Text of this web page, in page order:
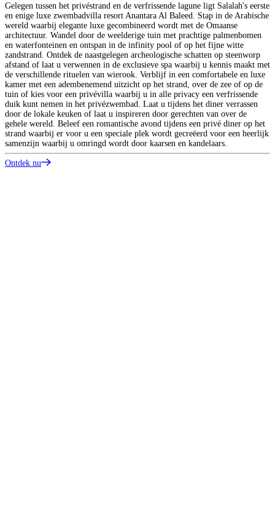
Gelegen tussen het privéstrand en de verfrissende lagune ligt Salalah's eerste
en enige luxe zwembadvilla resort Anantara Al Baleed. Stap in de Arabische
wereld waarbij elegante luxe gecombineerd wordt met de Omaanse
architectuur. Wandel door de weelderige tuin met prachtige palmenbomen
en waterfonteinen en ontspan in de infinity pool of op het fijne witte
zandstrand. Ontdek de naastgelegen archeologische schatten op steenworp
afstand of laat u verwennen in de exclusieve spa waarbij u kennis maakt met
de verschillende rituelen van wierook. Verblijf in een comfortabele en luxe
kamer met een adembenemend uitzicht op het strand, over de zee of op de
tuin of kies voor een privévilla waarbij u in alle privacy een verfrissende
duik kunt nemen in het privézwembad. Laat u tijdens het diner verrassen
door de lokale keuken of laat u inspireren door gerechten van over de
gehele wereld. Beleef een romantische avond tijdens een privé diner op het
strand waarbij er voor u een speciale plek wordt gecreëerd voor een heerlijk
samenzijn waarbij u omringd wordt door kaarsen en kandelaars.
Ontdek nu